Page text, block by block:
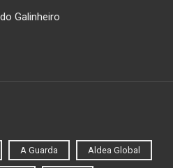
A Guarda Aldea Global